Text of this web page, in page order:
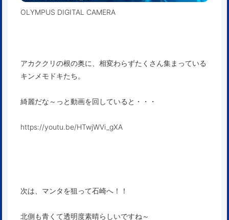
OLYMPUS DIGITAL CAMERA
アカククリの根の奥に、相変わらずたくさん集まっている
キンメモドキたち。
綺麗だな～っと動画を回していると・・・
https://youtu.be/HTwjWVi_gXA
次は、マンタを狙って石崎へ！！
北側も青くて透明度素晴らしいですね～